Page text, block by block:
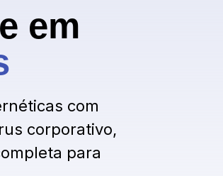
em
com
corporativo,
para